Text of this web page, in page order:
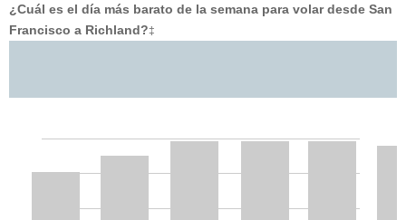
¿Cuál es el día más barato de la semana para volar desde San
Francisco a Richland?‡